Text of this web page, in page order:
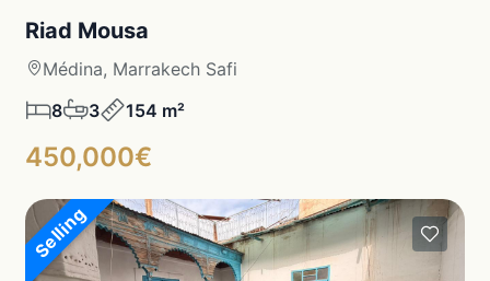
Riad Mousa
Médina, Marrakech Safi
8
3 154 m²
450,000€
Selling